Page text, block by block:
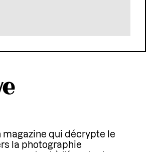
magazine qui décrypte le
la photographie